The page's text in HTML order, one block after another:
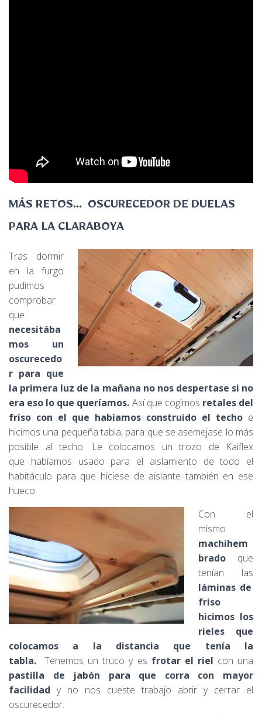
MÁS RETOS… OSCURECEDOR DE DUELAS
PARA LA CLARABOYA
Tras dormir
en la furgo
pudimos
comprobar
que
necesitába
mos un
oscurecedo
r para que
la primera luz de la mañana no nos despertase si no
era eso lo que queríamos. Así que cogimos retales del
friso con el que habíamos construido el techo e
hicimos una pequeña tabla, para que se asemejase lo más
posible al techo. Le colocamos un trozo de Kaiflex
que habíamos usado para el aislamiento de todo el
habitáculo para que hiciese de aislante también en ese
hueco.
Con el
mismo
machihem
brado que
tenían las
láminas de
friso
hicimos los
rieles que
colocamos a la distancia que tenía la
tabla.
Tenemos un truco y es frotar el riel con una
pastilla de jabón para que corra con mayor
facilidad y no nos cueste trabajo abrir y cerrar el
oscurecedor.